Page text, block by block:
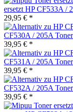
ersetzt HP CF533A /
29,95 € *
CF530A / 205A
39,95 € *
CF531A / 205A
39,95 € *
CF532A / 205A
39,95 € *